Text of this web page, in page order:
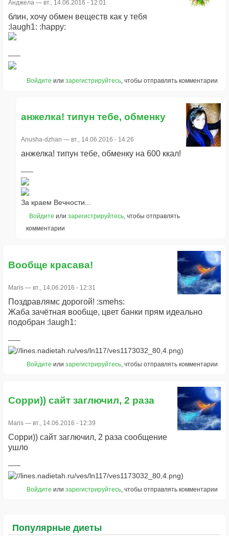
Анджела — вт., 14.06.2016 - 12:01
блин, хочу обмен веществ как у тебя
:laugh1: :happy:
Войдите или зарегистрируйтесь, чтобы отправлять комментарии
анжелка! типун тебе, обменку
Anusha-dzhan — вт., 14.06.2016 - 14:26
анжелка! типун тебе, обменку на 600 ккал!
За краем Вечности...
Войдите или зарегистрируйтесь, чтобы отправлять
комментарии
Вообще красава!
Maris — вт., 14.06.2016 - 12:31
Поздравлямс дорогой! :smehs:
Жаба зачётная вообще, цвет банки прям идеально
подобран :laugh1:
Войдите или зарегистрируйтесь, чтобы отправлять комментарии
Сорри)) сайт заглючил, 2 раза
Maris — вт., 14.06.2016 - 12:39
Сорри)) сайт заглючил, 2 раза сообщение
ушло
Войдите или зарегистрируйтесь, чтобы отправлять комментарии
Популярные диеты